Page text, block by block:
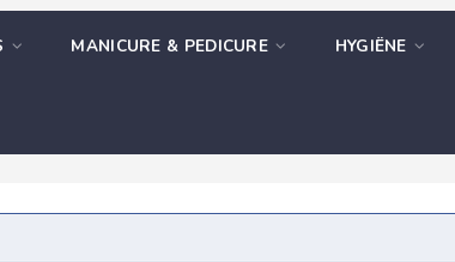
MANICURE & PEDICURE HYGIËNE